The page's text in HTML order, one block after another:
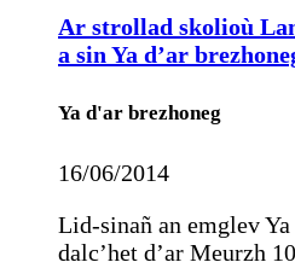
Ar strollad skolioù
a sin Ya d’ar
Ya d'ar brezhoneg
16/06/2014
Lid-sinañ an emglev
dalc’het d’ar Meurzh